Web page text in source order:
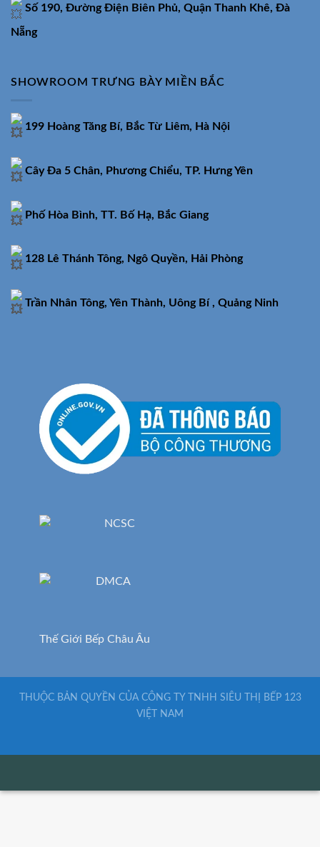
Số 190, Đường Điện Biên Phủ, Quận Thanh Khê, Đà
Nẵng
SHOWROOM TRƯNG BÀY MIỀN BẮC
199 Hoàng Tăng Bí, Bắc Từ Liêm, Hà Nội
Cây Đa 5 Chân, Phương Chiểu, TP. Hưng Yên
Phố Hòa Bình, TT. Bố Hạ, Bắc Giang
128 Lê Thánh Tông, Ngô Quyền, Hải Phòng
Trần Nhân Tông, Yên Thành, Uông Bí , Quảng Ninh
Thế Giới Bếp Châu Âu
THUỘC BẢN QUYỀN CỦA CÔNG TY TNHH SIÊU THỊ BẾP 123
VIỆT NAM